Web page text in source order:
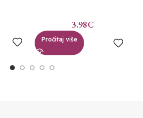
3.98€
Pročitaj više